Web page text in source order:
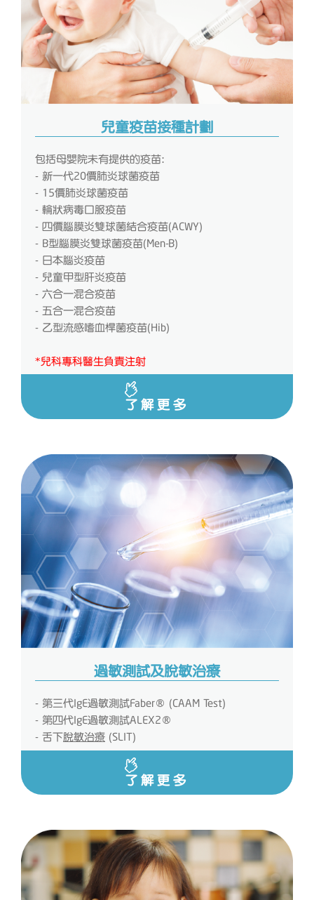
兒童疫苗接種計劃
包括母嬰院未有提供的疫苗:
- 新一代20價肺炎球菌疫苗
- 15價肺炎球菌疫苗
- 輪狀病毒口服疫苗
- 四價腦膜炎雙球菌結合疫苗(ACWY)
- B型腦膜炎雙球菌疫苗(Men-B)
- 日本腦炎疫苗
- 兒童甲型肝炎疫苗
- 六合一混合疫苗
- 五合一混合疫苗
- 乙型流感嗜血桿菌疫苗(Hib)
*兒科專科醫生負責注射
了解更多
過敏測試及脫敏治療
- 第三代IgE過敏測試Faber® (CAAM Test)
- 第四代IgE過敏測試ALEX2®
- 舌下脫敏治療 (SLIT)
了解更多